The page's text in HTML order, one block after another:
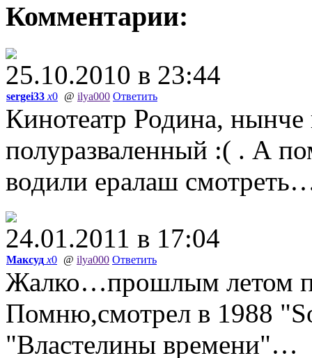
Комментарии:
25.10.2010 в 23:44
sergei33 x0 @ ilya000 Ответить
Кинотеатр Родина,
полуразваленный :( . А
водили ералаш
24.01.2011 в 17:04
Максуд x0 @ ilya000 Ответить
Жалко…прошлым летом
Помню,смотрел в 1988
"Властелины времени"…